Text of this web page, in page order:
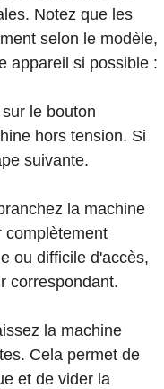
Notez que les
selon le modèle,
appareil si possible :
le bouton
hors tension. Si
suivante.
la machine
complètement
ou difficile d'accès,
correspondant.
la machine
Cela permet de
et de vider la